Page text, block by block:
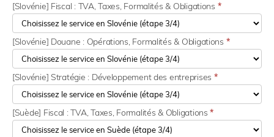
[Slovénie] Fiscal : TVA, Taxes, Formalités & Obligations *
[Slovénie] Douane : Opérations, Formalités & Obligations *
[Slovénie] Stratégie : Développement des entreprises *
[Suède] Fiscal : TVA, Taxes, Formalités & Obligations*